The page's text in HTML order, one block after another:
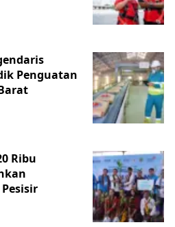
Penguatan
Ribu